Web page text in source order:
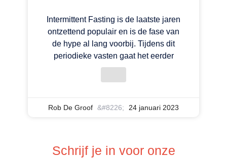
Intermittent Fasting is de laatste jaren
ontzettend populair en is de fase van
de hype al lang voorbij. Tijdens dit
periodieke vasten gaat het eerder
Rob De Groof 24 januari 2023
Schrijf je in voor onze